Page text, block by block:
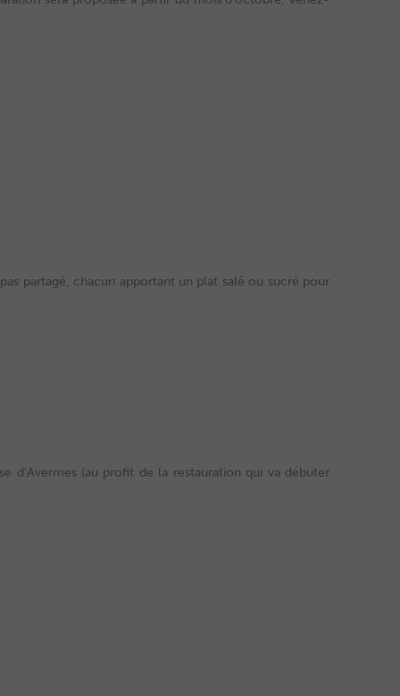
partagé, chacun apportant un plat salé ou sucré pour
d’Avermes (au profit de la restauration qui va débuter